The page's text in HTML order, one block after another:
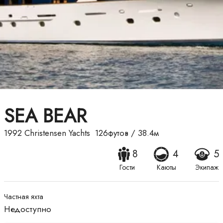
SEA BEAR
1992 Christensen Yachts 126футов / 38.4м
8
Гости
4
Каюты
5
Экипаж
Частная яхта
Недоступно